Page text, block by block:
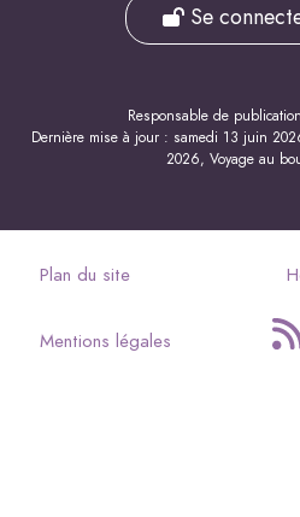
Se
Responsable de
Dernière mise à jour : samedi 13 juin
2026, Voyage au
Plan du site
Mentions légales